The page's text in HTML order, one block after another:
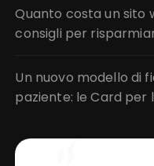
Quanto costa un sito
consigli per
Un nuovo modello di
paziente: le Card per